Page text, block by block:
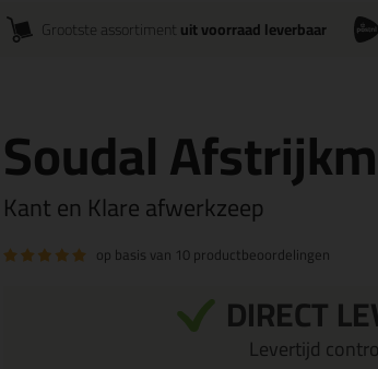
Grootste assortiment uit voorraad leverbaar
Soudal
Kant en Klare afwerkzeep
op basis van 10 productbeoordelingen
DIRECT
Levertijd